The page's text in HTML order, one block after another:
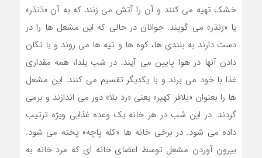
خشک تهیه می کنند و آن را آتش می زنند که به آن «دَندَر»
یا «رَندَر» می گویند. جوانان در حالی که این مشعل ها را در
دست دارند به بلندی ها، کوه ها و تپه ها می روند و با تکان
دادن آنها در هوا پایین می آیند. در شب یلدا، همه مقداری
غذا با خود می برند و با یکدیگر تقسیم می کنند. این مشعل
ها را بعنوان «بلافر کهیر» یعنی «رد بلا» دور می اندازند و برمی
گردند. در این شب در هر خانه یک وعده غذایی ویژه ترتیب
داده می شود. در برخی خانه ها «کله پاچه» پخته می شود.
بیرون آوردن مشعل توسط اعضای خانه ای که مرد خانه به